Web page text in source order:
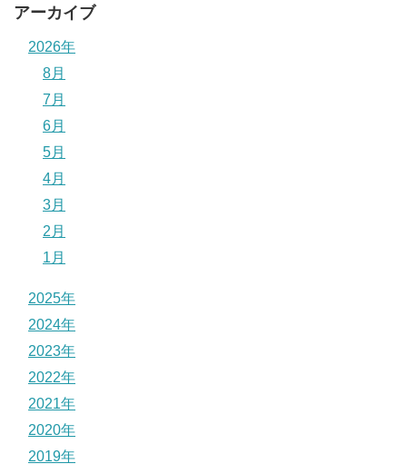
アーカイブ
2026年
8月
7月
6月
5月
4月
3月
2月
1月
2025年
2024年
2023年
2022年
2021年
2020年
2019年